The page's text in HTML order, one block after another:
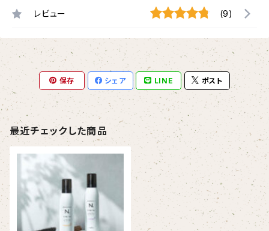
レビュー (9)
保存 シェア LINE ポスト
最近チェックした商品